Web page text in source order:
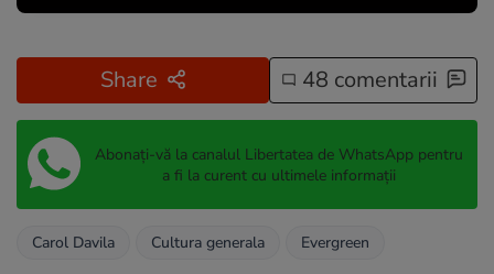
Share 48 comentarii
Abonați-vă la canalul Libertatea de WhatsApp pentru
a fi la curent cu ultimele informații
Carol Davila Cultura generala Evergreen